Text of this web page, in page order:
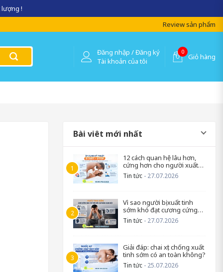
lượng !
Review sản phẩm
Đăng nhập / Đăng ký
Tài khoản của tôi
0
Giỏ hàng
Bài viêt mới nhất
12 cách quan hệ lâu hơn,
cứng hơn cho người xuất
tinh sớm
Tin tức - 27.07.2026
Vì sao người bị xuất tinh
sớm khó đạt cương cứng
trở lại?
Tin tức - 27.07.2026
Giải đáp: chai xịt chống xuất
tinh sớm có an toàn không?
Tin tức - 25.07.2026